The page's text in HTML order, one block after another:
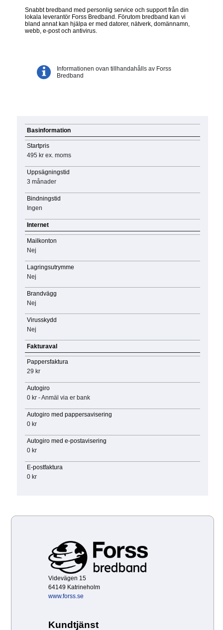
Snabbt bredband med personlig service och support från din
lokala leverantör Forss Bredband. Förutom bredband kan vi
bland annat kan hjälpa er med datorer, nätverk, domännamn,
webb, e-post och antivirus.
Informationen ovan tillhandahålls av Forss
Bredband
Basinformation
Startpris
495 kr ex. moms
Uppsägningstid
3 månader
Bindningstid
Ingen
Internet
Mailkonton
Nej
Lagringsutrymme
Nej
Brandvägg
Nej
Virusskydd
Nej
Fakturaval
Pappersfaktura
29 kr
Autogiro
0 kr - Anmäl via er bank
Autogiro med pappersavisering
0 kr
Autogiro med e-postavisering
0 kr
E-postfaktura
0 kr
Videvägen 15
64149 Katrineholm
www.forss.se
Kundtjänst